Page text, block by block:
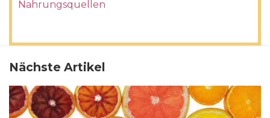
Nahrungsquellen
Nächste Artikel